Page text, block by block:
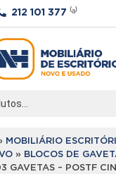
212 101 377 ⁽ᵃ⁾
MOBILIÁRIO
» BLOCOS DE
GAVETAS – POSTF